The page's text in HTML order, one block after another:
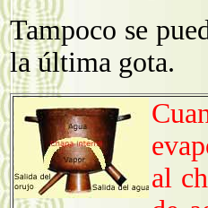
Tampoco se
la última gota.
al